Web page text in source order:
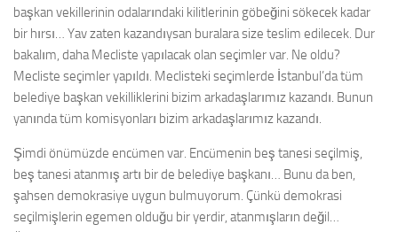
başkan vekillerinin odalarındaki kilitlerinin göbeğini sökecek kadar
bir hırsı… Yav zaten kazandıysan buralara size teslim edilecek. Dur
bakalım, daha Mecliste yapılacak olan seçimler var. Ne oldu?
Mecliste seçimler yapıldı. Meclisteki seçimlerde İstanbul’da tüm
belediye başkan vekilliklerini bizim arkadaşlarımız kazandı. Bunun
yanında tüm komisyonları bizim arkadaşlarımız kazandı.
Şimdi önümüzde encümen var. Encümenin beş tanesi seçilmiş,
beş tanesi atanmış artı bir de belediye başkanı… Bunu da ben,
şahsen demokrasiye uygun bulmuyorum. Çünkü demokrasi
seçilmişlerin egemen olduğu bir yerdir, atanmışların değil…